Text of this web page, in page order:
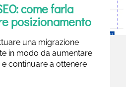
come farla
posizionamento
una migrazione
in modo da aumentare
continuare a ottenere